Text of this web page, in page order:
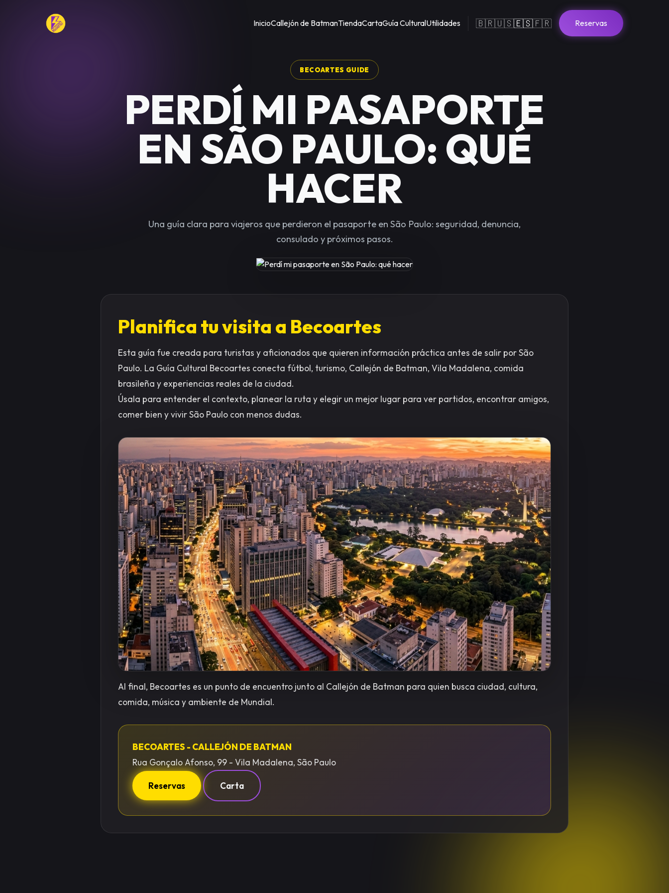
InicioCallejón de BatmanTiendaCartaGuía CulturalUtilidades 🇧🇷🇺🇸🇪🇸🇫🇷 Reservas
BECOARTES GUIDE
PERDÍ MI PASAPORTE
EN SÃO PAULO: QUÉ
HACER
Una guía clara para viajeros que perdieron el pasaporte en São Paulo: seguridad, denuncia,
consulado y próximos pasos.
Planifica tu visita a Becoartes
Esta guía fue creada para turistas y aficionados que quieren información práctica antes de salir por São
Paulo. La Guía Cultural Becoartes conecta fútbol, turismo, Callejón de Batman, Vila Madalena, comida
brasileña y experiencias reales de la ciudad.
Úsala para entender el contexto, planear la ruta y elegir un mejor lugar para ver partidos, encontrar amigos,
comer bien y vivir São Paulo con menos dudas.
Al final, Becoartes es un punto de encuentro junto al Callejón de Batman para quien busca ciudad, cultura,
comida, música y ambiente de Mundial.
BECOARTES - CALLEJÓN DE BATMAN
Rua Gonçalo Afonso, 99 - Vila Madalena, São Paulo
Reservas Carta